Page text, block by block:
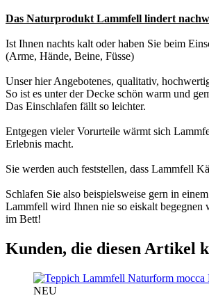
Das Naturprodukt Lammfell lindert
Ist Ihnen nachts kalt oder haben Sie beim
(Arme, Hände, Beine, Füsse)
Unser hier Angebotenes, qualitativ,
So ist es unter der Decke schön warm und
Das Einschlafen fällt so leichter.
Entgegen vieler Vorurteile wärmt sich
Erlebnis macht.
Sie werden auch feststellen, dass Lammfell
Schlafen Sie also beispielsweise gern in
Lammfell wird Ihnen nie so eiskalt begegnen
im Bett!
Kunden, die diesen Artikel
NEU